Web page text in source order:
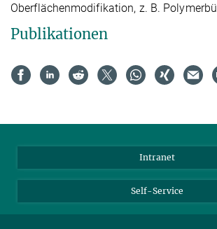
Oberflächenmodifikation, z. B.
Publikationen
Intranet
Self-Service